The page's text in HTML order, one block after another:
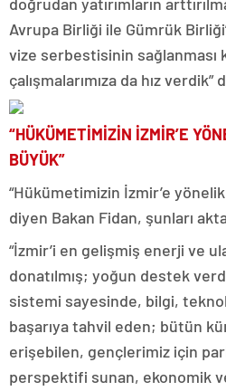
Avrupa Birliği ile Gümrük
vize serbestisinin sağlanması
çalışmalarımıza da hız verdik”
“HÜKÜMETİMİZİN İZMİR’E
BÜYÜK”
“Hükümetimizin İzmir’e
diyen Bakan Fidan, şunları
“İzmir’i en gelişmiş enerji ve
donatılmış; yoğun destek
sistemi sayesinde, bilgi,
başarıya tahvil eden; bütün
erişebilen, gençlerimiz için
perspektifi sunan, ekonomik